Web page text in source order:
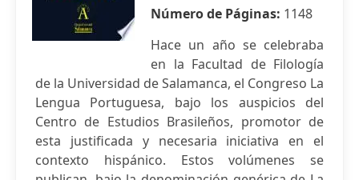
Número de Páginas: 1148
Hace un año se celebraba
en la Facultad de Filología
de la Universidad de Salamanca, el Congreso La
Lengua Portuguesa, bajo los auspicios del
Centro de Estudios Brasileños, promotor de
esta justificada y necesaria iniciativa en el
contexto hispánico. Estos volúmenes se